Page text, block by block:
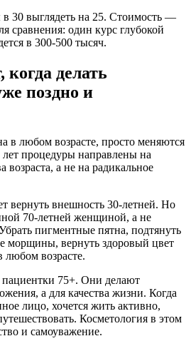
в 30 выглядеть на 25. Стоимость —
сравнения: один курс глубокой
в 300-500 тысяч.
когда делать
поздно и
в любом возрасте, просто меняются
процедуры направлены на
возраста, а не на радикальное
вернуть внешность 30-летней. Но
70-летней женщиной, а не
пигментные пятна, подтянуть
морщины, вернуть здоровый цвет
любом возрасте.
75+. Они делают
а для качества жизни. Когда
лицо, хочется жить активно,
Косметология в этом
и самоуважение.